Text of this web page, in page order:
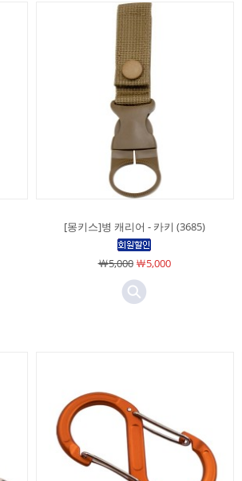
[몽키스]병 캐리어 - 카키 (3685)
￦5,000￦5,000